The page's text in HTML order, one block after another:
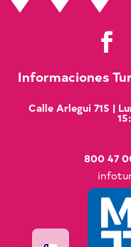
Informaciones
Calle Arlegui 715 |
800 47